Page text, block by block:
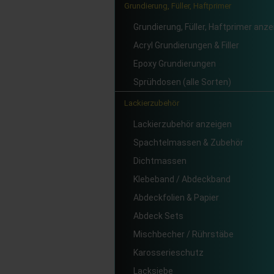
Grundierung, Füller, Haftprimer
Grundierung, Füller, Haftprimer
Acryl Grundierungen & Filler
Epoxy Grundierungen
Sprühdosen (alle Sorten)
Lackierzubehör
Lackierzubehör anzeigen
Spachtelmassen & Zubehör
Dichtmassen
Klebeband / Abdeckband
Abdeckfolien & Papier
Abdeck Sets
Mischbecher / Rührstäbe
Karosserieschutz
Lacksiebe